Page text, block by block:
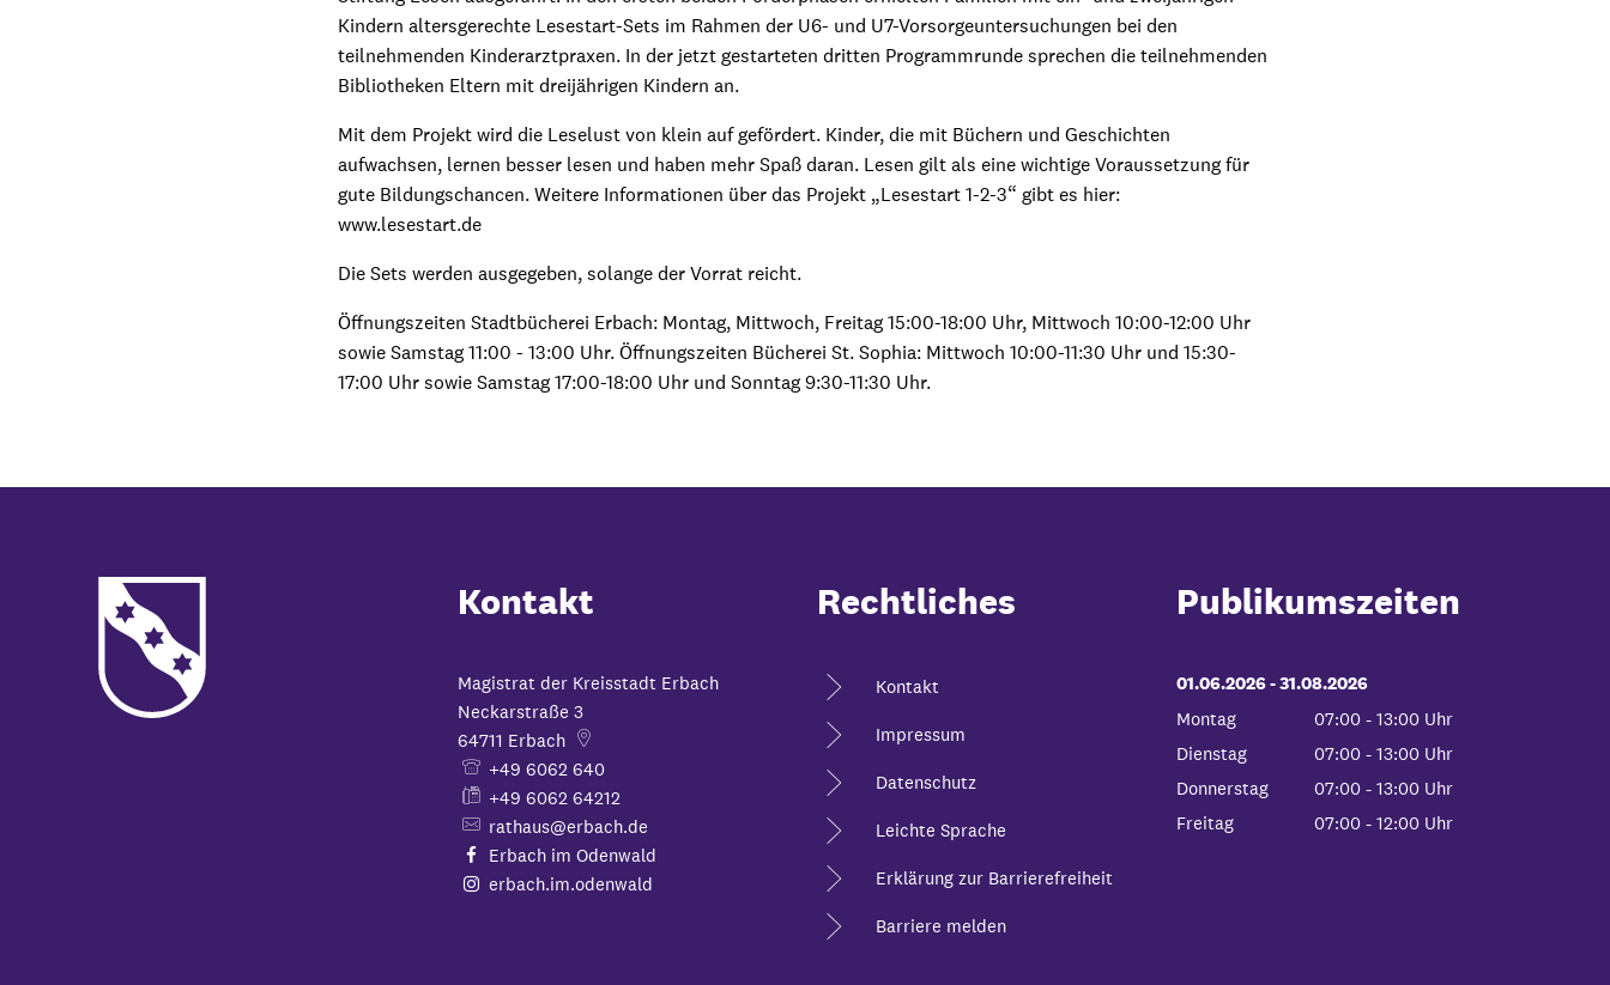
Kindern altersgerechte Lesestart-Sets im Rahmen der U6- und U7-Vorsorgeuntersuchungen bei den
teilnehmenden Kinderarztpraxen. In der jetzt gestarteten dritten Programmrunde sprechen die teilnehmenden
Bibliotheken Eltern mit dreijährigen Kindern an.
Mit dem Projekt wird die Leselust von klein auf gefördert. Kinder, die mit Büchern und Geschichten
aufwachsen, lernen besser lesen und haben mehr Spaß daran. Lesen gilt als eine wichtige Voraussetzung für
gute Bildungschancen. Weitere Informationen über das Projekt „Lesestart 1-2-3“ gibt es hier:
www.lesestart.de
Die Sets werden ausgegeben, solange der Vorrat reicht.
Öffnungszeiten Stadtbücherei Erbach: Montag, Mittwoch, Freitag 15:00-18:00 Uhr, Mittwoch 10:00-12:00 Uhr
sowie Samstag 11:00 - 13:00 Uhr. Öffnungszeiten Bücherei St. Sophia: Mittwoch 10:00-11:30 Uhr und 15:30-
17:00 Uhr sowie Samstag 17:00-18:00 Uhr und Sonntag 9:30-11:30 Uhr.
Kontakt
Magistrat der Kreisstadt Erbach
Neckarstraße 3
64711 Erbach
+49 6062 640
+49 6062 64212
rathaus@erbach.de
Erbach im Odenwald
erbach.im.odenwald
Rechtliches
Kontakt
Impressum
Datenschutz
Leichte Sprache
Erklärung zur Barrierefreiheit
Barriere melden
Publikumszeiten
01.06.2026-bis
31.08.2026
Montag
07:00 - 13:00 Uhr
Von 07:00 bis 13:00 Uhr
Dienstag 07:00 - 13:00 Uhr
Von 07:00 bis 13:00 Uhr
Donnerstag 07:00 - 13:00 Uhr
Von 07:00 bis 13:00 Uhr
Freitag 07:00 - 12:00 Uhr